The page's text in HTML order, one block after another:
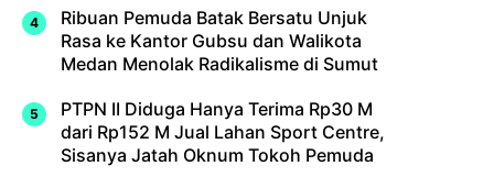
Ribuan Pemuda Batak Bersatu Unjuk
Rasa ke Kantor Gubsu dan Walikota
Medan Menolak Radikalisme di Sumut
PTPN II Diduga Hanya Terima Rp30 M
dari Rp152 M Jual Lahan Sport Centre,
Sisanya Jatah Oknum Tokoh Pemuda